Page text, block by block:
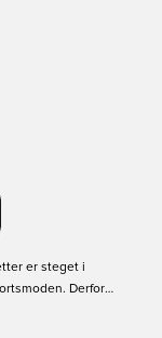
er steget i
Derfor
skygge, den